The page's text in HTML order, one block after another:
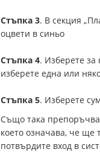
Стъпка 3. В секция
оцвети в синьо
Стъпка 4. Изберете за
изберете една или
Стъпка 5. Изберете
Също така
което означава, че ще
потвърдите вход в